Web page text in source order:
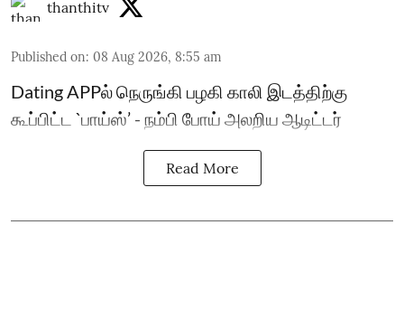
thanthitv
Published on: 08 Aug 2026, 8:55 am
Dating APPல் நெருங்கி பழகி காலி இடத்திற்கு
கூப்பிட்ட `பாய்ஸ்’ - நம்பி போய் அலறிய ஆடிட்டர்
Read More